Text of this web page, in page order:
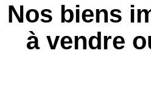
Nos biens
à vendre